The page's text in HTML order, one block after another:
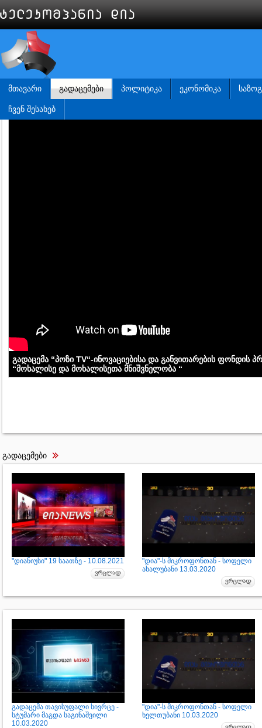
ᲛᲗᲐᲕᲐᲠᲘ ᲒᲐᲓᲐᲪᲔᲛᲔᲑᲘ ᲞᲝᲚᲘᲢᲘᲙᲐ ᲔᲙᲝᲜᲝᲛᲘᲙᲐ
ᲩᲕᲔᲜ ᲨᲔᲡᲐᲮᲔᲑ
გადაცემა “პოზი TV“-ინოვაციებისა და განვითარების ფონდის
“მოხალისე და მოხალისეთა მნიშვნელობა “
გადაცემები
"დიანიუსი" 19 საათზე - 10.08.2021
"დია"-ს მიკროფონთან - სოფელი
ახალუბანი 13.03.2020
გადაცემა თავისუფალი სივრცე -
სტუმარი მაგდა საგინაშვილი
10.03.2020
"დია"-ს მიკროფონთან - სოფელი
ხელთუბანი 10.03.2020